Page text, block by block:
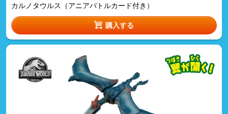
カルノタウルス（アニアバトルカード付き）
購入する